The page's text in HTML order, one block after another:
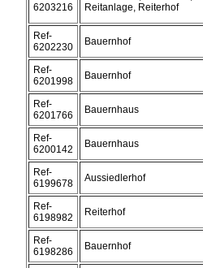
6203216
Reitanlage, Reiterhof
Ref-
6202230
Bauernhof
Ref-
6201998
Bauernhof
Ref-
6201766
Bauernhaus
Ref-
6200142
Bauernhaus
Ref-
6199678
Aussiedlerhof
Ref-
6198982
Reiterhof
Ref-
6198286
Bauernhof